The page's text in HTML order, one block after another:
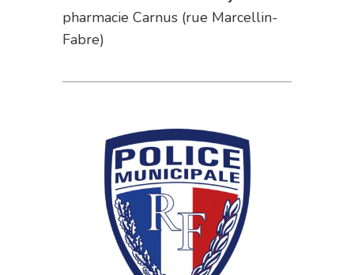
pharmacie Carnus (rue Marcellin-
Fabre)